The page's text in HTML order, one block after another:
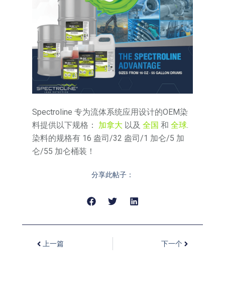
Spectroline 专为流体系统应用设计的OEM染
料提供以下规格： 加拿大 以及全国 和全球.
染料的规格有 16 盎司/32 盎司/1 加仑/5 加
仑/55 加仑桶装！
分享此帖子：
上一篇 下一个